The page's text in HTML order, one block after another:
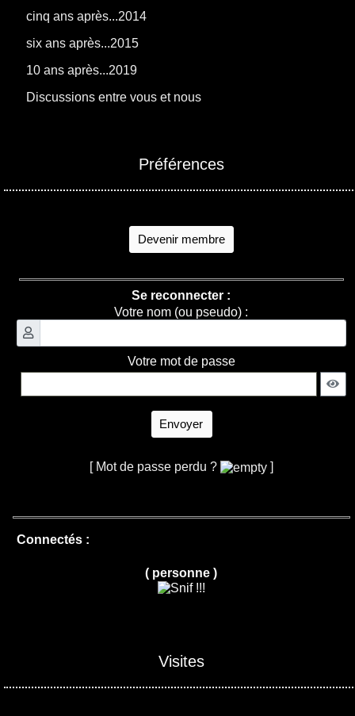
cinq ans après...2014
six ans après...2015
10 ans après...2019
Discussions entre vous et nous
Préférences
Devenir membre
Se reconnecter :
Votre nom (ou pseudo) :
Votre mot de passe
Envoyer
[ Mot de passe perdu ? ]
Connectés :
( personne )
Visites